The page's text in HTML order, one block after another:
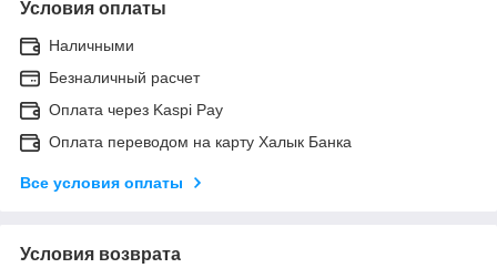
Условия оплаты
Наличными
Безналичный расчет
Оплата через Kaspi Pay
Оплата переводом на карту Халык Банка
Все условия оплаты
Условия возврата